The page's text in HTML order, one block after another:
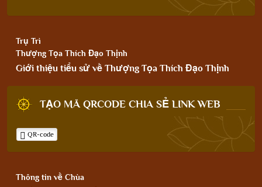
Trụ Trì
Thượng Tọa Thích Đạo Thịnh
Giới thiệu tiểu sử về Thượng Tọa Thích Đạo Thịnh
TẠO MÃ QRCODE CHIA SẺ LINK WEB
QR-code
Thông tin về Chùa